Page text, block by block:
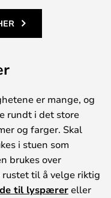
er mange, og
rundt i det store
og farger. Skal
i stuen som
brukes over
til å velge riktig
til lyspærereller